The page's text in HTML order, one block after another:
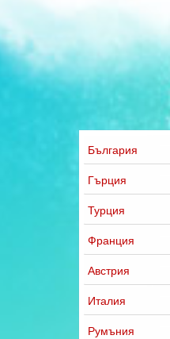
България
Гърция
Турция
Франция
Австрия
Италия
Румъния